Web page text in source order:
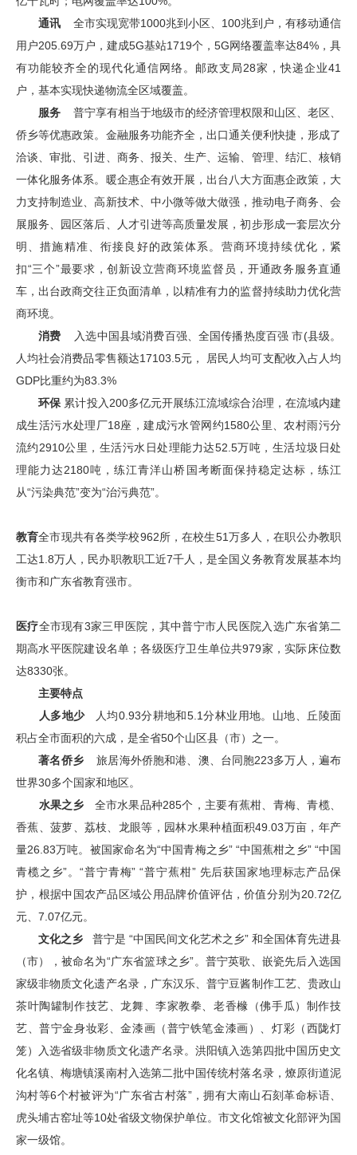
通讯 全市实现宽带1000兆到小区、100兆到户，有移动通信
用户205.69万户，建成5G基站1719个，5G网络覆盖率达84%，具
有功能较齐全的现代化通信网络。邮政支局28家，快递企业41
户，基本实现快递物流全区域覆盖。
服务 普宁享有相当于地级市的经济管理权限和山区、老区、
侨乡等优惠政策。金融服务功能齐全，出口通关便利快捷，形成了
洽谈、审批、引进、商务、报关、生产、运输、管理、结汇、核销
一体化服务体系。暖企惠企有效开展，出台八大方面惠企政策，大
力支持制造业、高新技术、中小微等做大做强，推动电子商务、会
展服务、园区落后、人才引进等高质量发展，初步形成一套层次分
明、措施精准、衔接良好的政策体系。营商环境持续优化，紧
扣“三个”最要求，创新设立营商环境监督员，开通政务服务直通
车，出台政商交往正负面清单，以精准有力的监督持续助力优化营
商环境。
消费
入选中国县域消费百强、全国传播热度百强 市(县级。
人均社会消费品零售额达17103.5元， 居民人均可支配收入占人均
GDP比重约为83.3%
环保 累计投入200多亿元开展练江流域综合治理，在流域内建
成生活污水处理厂18座，建成污水管网约1580公里、农村雨污分
流约2910公里，生活污水日处理能力达52.5万吨，生活垃圾日处
理能力达2180吨，练江青洋山桥国考断面保持稳定达标，练江
从“污染典范”变为“治污典范”。
教育全市现共有各类学校962所，在校生51万多人，在职公办教职
工达1.8万人，民办职教职工近7千人，是全国义务教育发展基本均
衡市和广东省教育强市。
医疗全市现有3家三甲医院，其中普宁市人民医院入选广东省第二
期高水平医院建设名单；各级医疗卫生单位共979家，实际床位数
达8330张。
主要特点
人多地少
人均0.93分耕地和5.1分林业用地。山地、丘陵面
积占全市面积的六成，是全省50个山区县（市）之一。
著名侨乡旅居海外侨胞和港、澳、台同胞223多万人，遍布
世界30多个国家和地区。
水果之乡 全市水果品种285个，主要有蕉柑、青梅、青榄、
香蕉、菠萝、荔枝、龙眼等，园林水果种植面积49.03万亩，年产
量26.83万吨。被国家命名为“中国青梅之乡” “中国蕉柑之乡” “中国
青榄之乡”。“普宁青梅” “普宁蕉柑” 先后获国家地理标志产品保
护，根据中国农产品区域公用品牌价值评估，价值分别为20.72亿
元、7.07亿元。
文化之乡 普宁是 “中国民间文化艺术之乡” 和全国体育先进县
（市），被命名为“广东省篮球之乡”。普宁英歌、嵌瓷先后入选国
家级非物质文化遗产名录，广东汉乐、普宁豆酱制作工艺、贵政山
茶叶陶罐制作技艺、龙舞、李家教拳、老香橼（佛手瓜）制作技
艺、普宁金身妆彩、金漆画（普宁铁笔金漆画）、灯彩（西陇灯
笼）入选省级非物质文化遗产名录。洪阳镇入选第四批中国历史文
化名镇、梅塘镇溪南村入选第二批中国传统村落名录，燎原街道泥
沟村等6个村被评为“广东省古村落”，拥有大南山石刻革命标语、
虎头埔古窑址等10处省级文物保护单位。市文化馆被文化部评为国
家一级馆。